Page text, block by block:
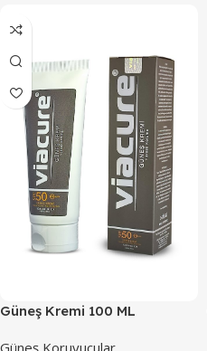
Güneş Kremi 100 ML